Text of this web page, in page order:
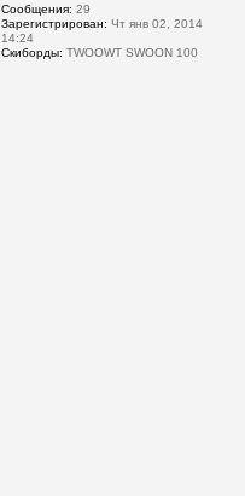
Сообщения: 29
Зарегистрирован: Чт янв 02, 2014
14:24
Cкиборды: TWOOWT SWOON 100